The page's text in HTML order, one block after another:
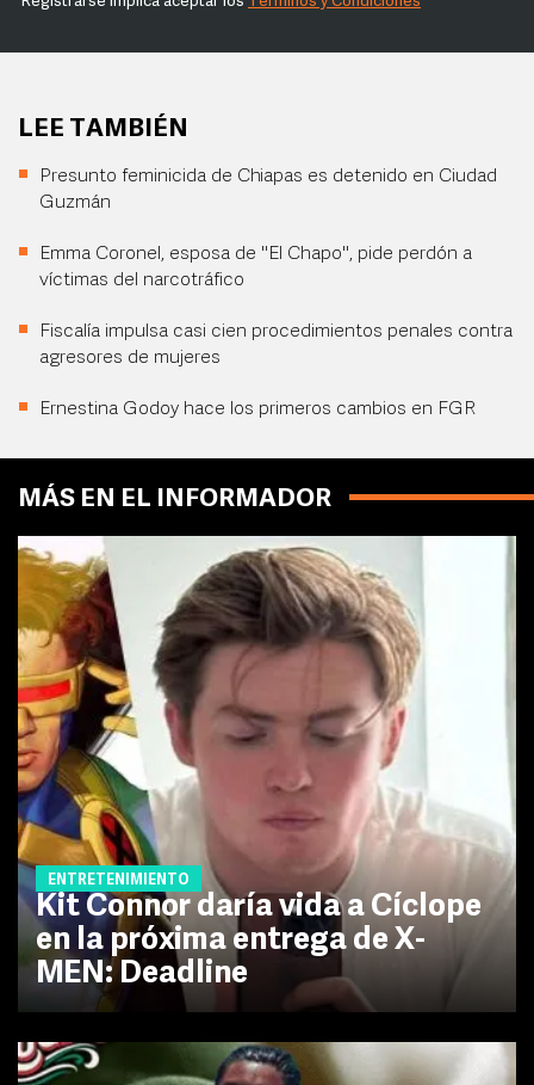
LEE TAMBIÉN
Presunto feminicida de Chiapas es detenido en Ciudad
Guzmán
Emma Coronel, esposa de "El Chapo", pide perdón a
víctimas del narcotráfico
Fiscalía impulsa casi cien procedimientos penales contra
agresores de mujeres
Ernestina Godoy hace los primeros cambios en FGR
MÁS EN EL INFORMADOR
ENTRETENIMIENTO
Kit Connor daría vida a Cíclope
en la próxima entrega de X-
MEN: Deadline